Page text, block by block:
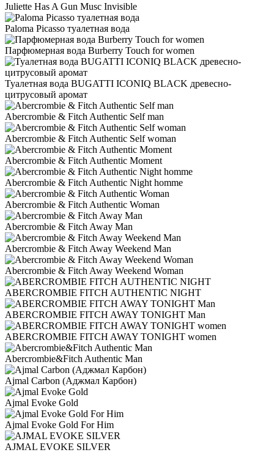
Juliette Has A Gun Musc Invisible
Paloma Picasso туалетная вода
Парфюмерная вода Burberry Touch for women
Туалетная вода BUGATTI ICONIQ BLACK древесно-
цитрусовый аромат
Abercrombie & Fitch Authentic Self man
Abercrombie & Fitch Authentic Self woman
Abercrombie & Fitch Authentic Moment
Abercrombie & Fitch Authentic Night homme
Abercrombie & Fitch Authentic Woman
Abercrombie & Fitch Away Man
Abercrombie & Fitch Away Weekend Man
Abercrombie & Fitch Away Weekend Woman
ABERCROMBIE FITCH AUTHENTIC NIGHT
ABERCROMBIE FITCH AWAY TONIGHT Man
ABERCROMBIE FITCH AWAY TONIGHT women
Abercrombie&Fitch Authentic Man
Ajmal Carbon (Аджмал Карбон)
Ajmal Evoke Gold
Ajmal Evoke Gold For Him
AJMAL EVOKE SILVER